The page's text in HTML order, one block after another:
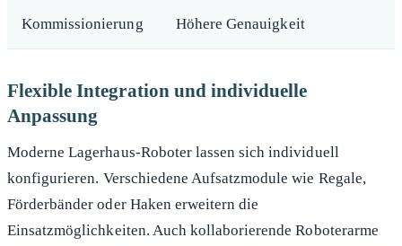
Kommissionierung Höhere Genauigkeit
Flexible Integration und individuelle
Anpassung
Moderne Lagerhaus-Roboter lassen sich individuell
konfigurieren. Verschiedene Aufsatzmodule wie Regale,
Förderbänder oder Haken erweitern die
Einsatzmöglichkeiten. Auch kollaborierende Roboterarme